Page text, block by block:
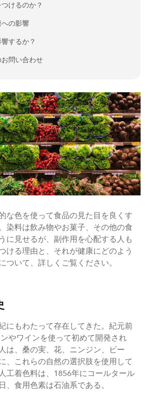
けるのか？
の影響
するか？
問い合わせ
な色を使って食品の見た目を良くす
染料は飲み物やお菓子、その他の食
に見せるが、副作用を心配する人も
ける理由と、それが健康にどのよう
ついて、詳しくご覧ください。
にもわたって存在してきた。紀元前
やワインを使って初めて開発され
は、桑の実、花、ニンジン、ビー
、これらの自然の選択肢を使用して
工着色料は、1856年にコールタール
、食用色素は石油系である。